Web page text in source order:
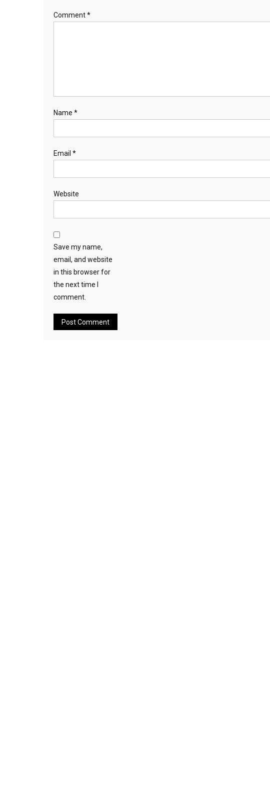
Comment*
Name *
Email *
Website
Save my name,
email, and website
in this browser for
the next time I
comment.